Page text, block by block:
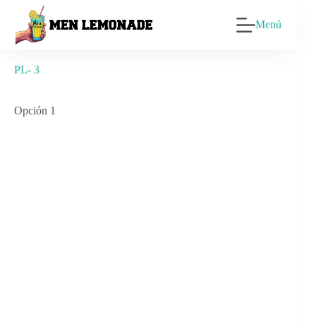
contenido
Menú
PL- 3
Opción 1